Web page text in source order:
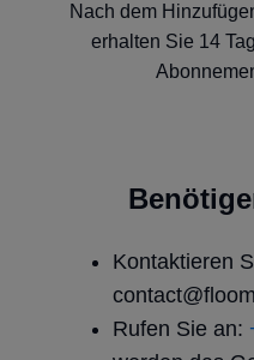
Nach dem
erhalten Sie 14
Kontaktieren
Rufen Sie an: